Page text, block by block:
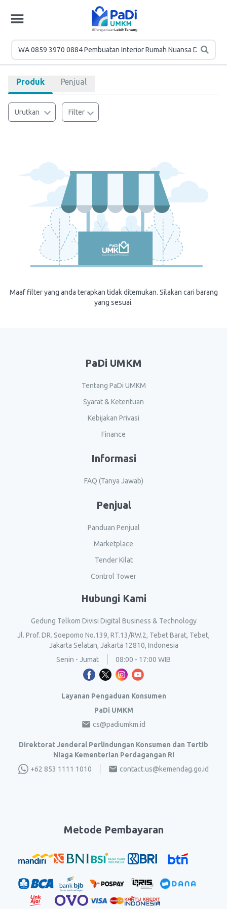
Produk Penjual
Urutkan Filter
Maaf filter yang anda terapkan tidak ditemukan. Silakan cari barang
yang sesuai.
PaDi UMKM
Tentang PaDi UMKM
Syarat & Ketentuan
Kebijakan Privasi
Finance
Informasi
FAQ (Tanya Jawab)
Penjual
Panduan Penjual
Marketplace
Tender Kilat
Control Tower
Hubungi Kami
Gedung Telkom Divisi Digital Business & Technology
Jl. Prof. DR. Soepomo No.139, RT.13/RW.2, Tebet Barat, Tebet,
Jakarta Selatan, Jakarta 12810, Indonesia
Senin - Jumat
08:00 - 17:00 WIB
Layanan Pengaduan Konsumen
PaDi UMKM
cs@padiumkm.id
Direktorat Jenderal Perlindungan Konsumen dan Tertib
Niaga Kementerian Perdagangan RI
+62 853 1111 1010
contact.us@kemendag.go.id
Metode Pembayaran